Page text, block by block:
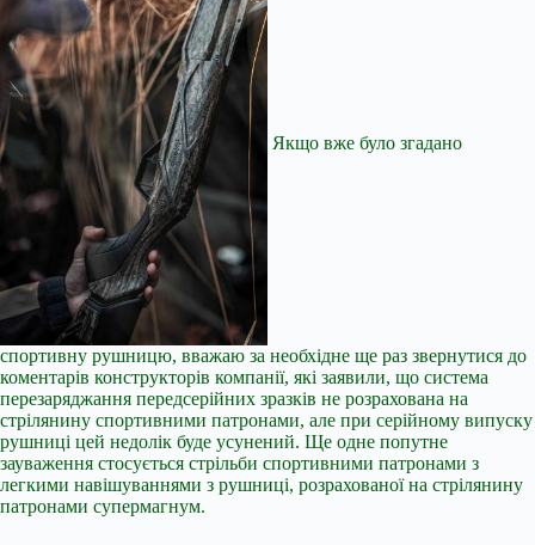
Якщо вже було згадано
спортивну рушницю, вважаю за необхідне ще раз звернутися до
коментарів конструкторів компанії, які заявили, що система
перезаряджання передсерійних зразків не розрахована на
стрілянину спортивними патронами, але при серійному випуску
рушниці цей недолік буде усунений. Ще одне попутне
зауваження стосується стрільби спортивними патронами з
легкими навішуваннями з рушниці, розрахованої на стрілянину
патронами супермагнум.